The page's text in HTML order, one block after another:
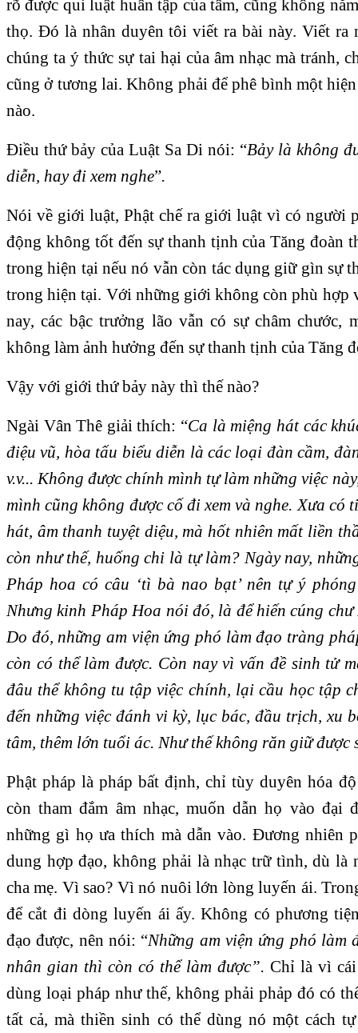
rõ được qui luật huân tập của tâm, cũng không
thọ. Đó là nhân duyên tôi viết ra bài này. Viết ra
chúng ta ý thức sự tai hại của âm nhạc mà tránh,
cũng ở tương lai. Không phải để phê bình một
nào.
Điều thứ bảy của Luật Sa Di nói: “Bảy là không
diễn, hay đi xem nghe”.
Nói về giới luật, Phật chế ra giới luật vì có người
động không tốt đến sự thanh tịnh của Tăng đoàn
trong hiện tại nếu nó vẫn còn tác dụng giữ gìn sự
trong hiện tại. Với những giới không còn phù hợp
nay, các bậc trưởng lão vẫn có sự châm chước,
không làm ảnh hưởng đến sự thanh tịnh của Tăng
Vậy với giới thứ bảy này thì thế nào?
Ngài Vân Thê giải thích: “Ca là miệng hát các
điệu vũ, hòa tấu biểu diễn là các loại đàn cầm,
v.v... Không được chính mình tự làm những việc
mình cũng không được cố đi xem và nghe. Xưa có
hát, âm thanh tuyệt diệu, mà hốt nhiên mất liền
còn như thế, huống chi là tự làm? Ngày nay,
Pháp hoa có câu ‘tì bà nao bạt’ nên tự ý
Nhưng kinh Pháp Hoa nói đó, là để hiến cúng
Do đó, những am viện ứng phó làm đạo tràng
còn có thể làm được. Còn nay vì vấn đề sinh tử
đâu thể không tu tập việc chính, lại cầu học tập
đến những việc đánh vi kỳ, lục bác, đầu trịch, xu
tâm, thêm lớn tuổi ác. Như thế không răn giữ được
Phật pháp là pháp bất định, chỉ tùy duyên hóa
còn tham đắm âm nhạc, muốn dẫn họ vào đại
những gì họ ưa thích mà dẫn vào. Đương nhiên
dung hợp đạo, không phải là nhạc trữ tình, dù là
cha mẹ. Vì sao? Vì nó nuôi lớn lòng luyến ái.
để cắt đi dòng luyến ái ấy. Không có phương
đạo được, nên nói: “Những am viện ứng phó làm
nhân gian thì còn có thể làm được”. Chỉ là vì
dùng loại pháp như thế, không phải phảp đó có
tất cả, mà thiền sinh có thể dùng nó một cách